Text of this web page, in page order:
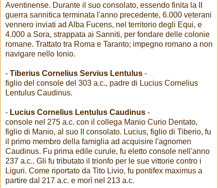
Aventinense. Durante il suo consolato, essendo finita la II
guerra sannitica terminata l'anno precedente, 6.000 veterani
vennero inviati ad Alba Fucens, nel territorio degli Equi, e
4.000 a Sora, strappata ai Sanniti, per fondare delle colonie
romane. Trattato tra Roma e Taranto; impegno romano a non
navigare nello Ionio.
- Tiberius Cornelius Servius Lentulus -
figlio del console del 303 a.c., padre di Lucius Cornelius
Lentulus Caudinus.
- Lucius Cornelius Lentulus Caudinus -
console nel 275 a.c. con il collega Manio Curio Dentato,
figlio di Manio, al suo II consolato. Lucius, figlio di Tiberio, fu
il primo membro della famiglia ad acquisire l'agnomen
Caudinus. Fu prima edile curule, fu eletto console nell'anno
237 a.c.. Gli fu tributato il trionfo per le sue vittorie contro i
Liguri. Come riportato da Tito Livio, fu pontifex maximus a
partire dal 217 a.c. e morì nel 213 a.c.